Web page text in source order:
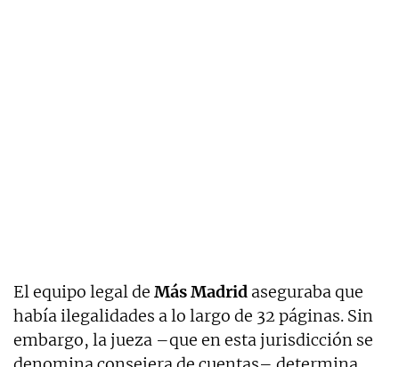
El equipo legal de Más Madrid aseguraba que
había ilegalidades a lo largo de 32 páginas. Sin
embargo, la jueza –que en esta jurisdicción se